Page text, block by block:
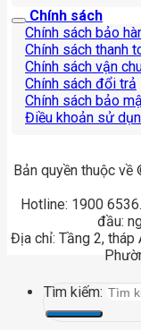
Chính sách
Chính sách bảo
Chính sách thanh
Chính sách vận
Chính sách đổi trả
Chính sách bảo
Điều khoản sử
Bản quyền thuộc về
Hotline: 1900
đầu:
Địa chỉ: Tầng 2, tháp
Tìm kiếm: